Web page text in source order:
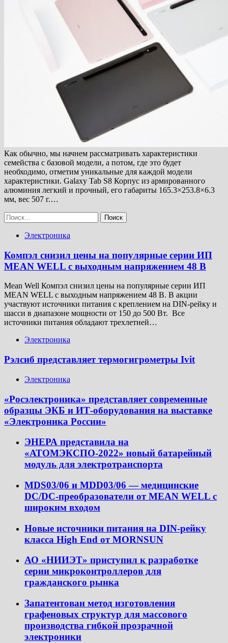
Как обычно, мы начнем рассматривать характеристики
семейства с базовой модели, а потом, где это будет
необходимо, отметим уникальные для каждой модели
характеристики. Galaxy Tab S8 Корпус из армированного
алюминия легкий и прочный, его габариты 165.3×253.8×6.3
мм, вес 507 г.…
Найти:
Электроника
Компэл снизил цены на популярные серии ИП
MEAN WELL с выходным напряжением 48 В
Mean Well Компэл снизил цены на популярные серии ИП
MEAN WELL с выходным напряжением 48 В. В акции
участвуют источники питания с креплением на DIN-рейку и
шасси в диапазоне мощности от 150 до 500 Вт. Все
источники питания обладают трехлетней…
Электроника
Рэлсиб представляет термогигрометры Ivit
Электроника
«Росэлектроника» представляет современные
образцы ЭКБ и ИТ-оборудования на выставке
«Электроника России»
ЭНЕРА представила на
«АТОМЭКСПО-2022» новый батарейный
модуль для электротранспорта
MDS03/06 и MDD03/06 — медицинские
DC/DC-преобразователи от MEAN WELL с
широким входом
Новые источники питания на DIN-рейку
класса High End от MORNSUN
АО «НИИЭТ» приступил к разработке
серии микроконтроллеров для
гражданского рынка
Запатентован метод изготовления
графеновых структур для массового
производства гибкой прозрачной
электроники